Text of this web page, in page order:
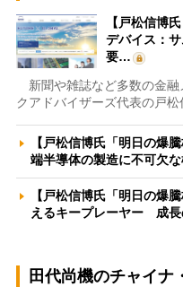
【戸松信博
デバイス：
要…
新聞や雑誌など多数の金融
クアドバイザーズ代表の戸
【戸松信博氏「明日の爆
端半導体の製造に不可欠
【戸松信博氏「明日の爆
えるキープレーヤー 成
田代尚機のチャイナ